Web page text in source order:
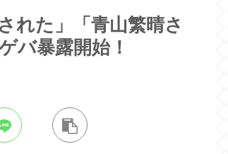
れた」「青山繁晴さ
バ暴露開始！